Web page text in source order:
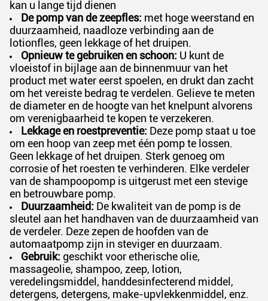
kan u lange tijd dienen
De pomp van de zeepfles: met hoge weerstand en
duurzaamheid, naadloze verbinding aan de
lotionfles, geen lekkage of het druipen.
Opnieuw te gebruiken en schoon: U kunt de
vloeistof in bijlage aan de binnenmuur van het
product met water eerst spoelen, en drukt dan zacht
om het vereiste bedrag te verdelen. Gelieve te meten
de diameter en de hoogte van het knelpunt alvorens
om verenigbaarheid te kopen te verzekeren.
Lekkage en roestpreventie: Deze pomp staat u toe
om een hoop van zeep met één pomp te lossen.
Geen lekkage of het druipen. Sterk genoeg om
corrosie of het roesten te verhinderen. Elke verdeler
van de shampoopomp is uitgerust met een stevige
en betrouwbare pomp.
Duurzaamheid: De kwaliteit van de pomp is de
sleutel aan het handhaven van de duurzaamheid van
de verdeler. Deze zepen de hoofden van de
automaatpomp zijn in steviger en duurzaam.
Gebruik: geschikt voor etherische olie,
massageolie, shampoo, zeep, lotion,
veredelingsmiddel, handdesinfecterend middel,
detergens, detergens, make-upvlekkenmiddel, enz.